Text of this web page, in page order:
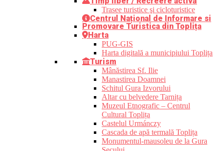
Trasee turistice şi cicloturistice
Centrul Național de Informare si
Promovare Turistica din Toplița
Harta
PUG-GIS
Harta digitală a municipiului Toplița
Turism
Mânăstirea Sf. Ilie
Manastirea Doamnei
Schitul Gura Izvorului
Altar cu belvedere Tarnița
Muzeul Etnografic – Centrul
Cultural Toplița
Castelul Urmánczy
Cascada de apă termală Toplița
Monumentul-mausoleu de la Gura